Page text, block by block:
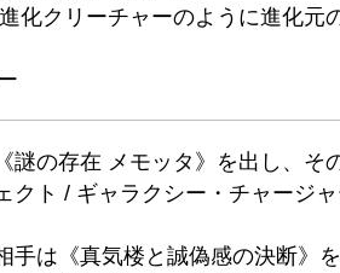
化クリーチャーのように進化元
謎の存在 メモッタ》を出し、そ
クト / ギャラクシー・チャージ
手は《真気楼と誠偽感の決断》